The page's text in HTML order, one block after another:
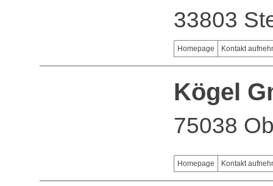
33803
Homepage Kontakt
Kögel
75038
Homepage Kontakt